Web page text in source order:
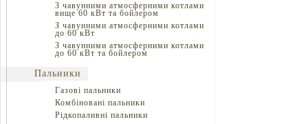
З чавунними атмосферними котлами
вище 60 кВт та бойлером
З чавунними атмосферними котлами
до 60 кВт
З чавунними атмосферними котлами
до 60 кВт та бойлером
Пальники
Газові пальники
Комбіновані пальники
Рідкопаливні пальники